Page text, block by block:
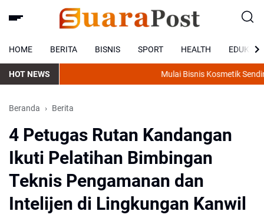
HOME BERITA BISNIS SPORT HEALTH EDUKASI
HOT NEWS Mulai Bisnis Kosmetik Sendiri,
Beranda Berita
4 Petugas Rutan Kandangan
Ikuti Pelatihan Bimbingan
Teknis Pengamanan dan
Intelijen di Lingkungan Kanwil